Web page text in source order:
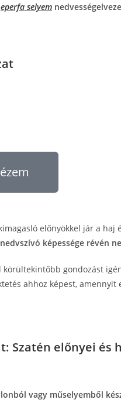
eperfa selyem
előnyökkel jár a haj
képessége révén
gondozást
ahhoz képest,
Szatén előnyei és
vagy műselyemből